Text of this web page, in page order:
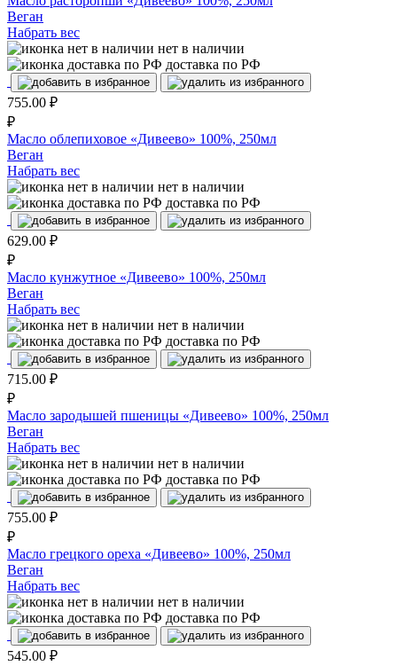
Веган
Набрать вес
нет в наличии
доставка по РФ
755.00 ₽
₽
Масло облепиховое «Дивеево» 100%, 250мл
Веган
Набрать вес
нет в наличии
доставка по РФ
629.00 ₽
₽
Масло кунжутное «Дивеево» 100%, 250мл
Веган
Набрать вес
нет в наличии
доставка по РФ
715.00 ₽
₽
Масло зародышей пшеницы «Дивеево» 100%, 250мл
Веган
Набрать вес
нет в наличии
доставка по РФ
755.00 ₽
₽
Масло грецкого ореха «Дивеево» 100%, 250мл
Веган
Набрать вес
нет в наличии
доставка по РФ
545.00 ₽